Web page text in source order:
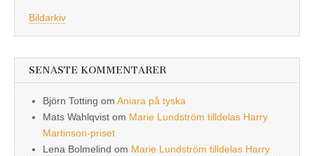
Bildarkiv
SENASTE KOMMENTARER
Björn Totting om Aniara på tyska
Mats Wahlqvist om Marie Lundström tilldelas Harry
Martinson-priset
Lena Bolmelind om Marie Lundström tilldelas Harry